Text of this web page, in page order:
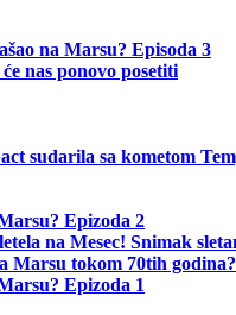
na Marsu? Episoda 3
nas ponovo posetiti
sudarila sa kometom
Epizoda 2
na Mesec! Snimak
Marsu tokom 70tih godina?
Epizoda 1